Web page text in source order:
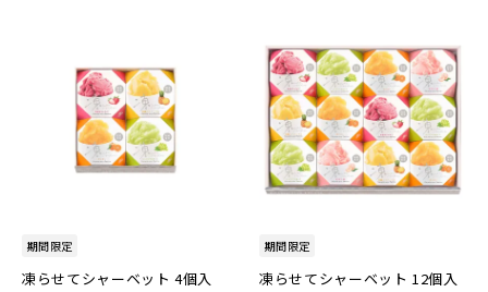
期間限定
凍らせてシャーベット 4個入
期間限定
凍らせてシャーベット 12個入